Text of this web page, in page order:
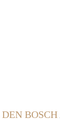
DEN BOSCH